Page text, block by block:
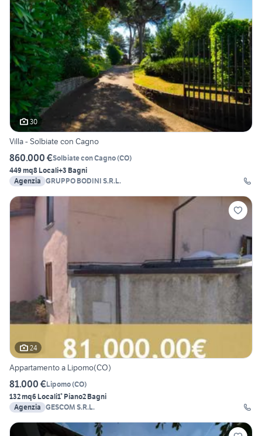
30
Villa - Solbiate con Cagno
860.000 €Solbiate con Cagno(CO)
449 mq8 Locali+3 Bagni
Agenzia GRUPPO BODINI S.R.L.
24
Appartamento a Lipomo(CO)
81.000 €Lipomo(CO)
132 mq6 Locali1° Piano2 Bagni
Agenzia GESCOM S.R.L.